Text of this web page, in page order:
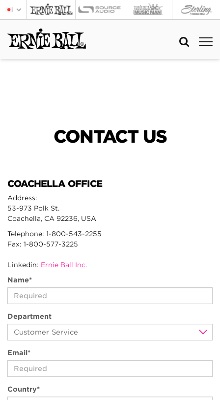
CONTACT US
COACHELLA OFFICE
Address:
53-973 Polk St.
Coachella, CA 92236, USA
Telephone: 1-800-543-2255
Fax: 1-800-577-3225
Linkedin: Ernie Ball Inc.
Name*
input)
Department
input)
Email*
input)
Country*